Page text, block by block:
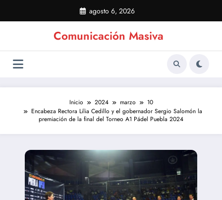
contenido
agosto 6, 2026
Comunicación Masiva
Inicio 2024 marzo
10
Encabeza Rectora Lilia Cedillo y el gobernador Sergio Salomón la
premiación de la final del Torneo A1 Pádel Puebla 2024